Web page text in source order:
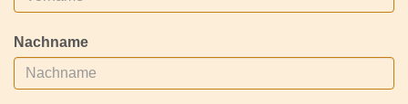
Nachname